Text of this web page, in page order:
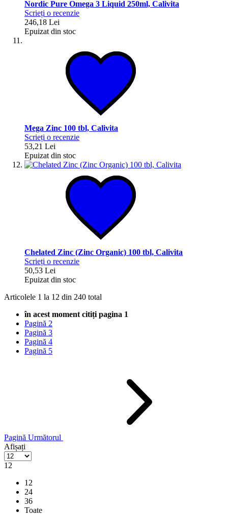
Nordic Pure Omega 3 Liquid 250ml, Calivita
Scrieți o recenzie
246,18 Lei
Epuizat din stoc
Mega Zinc 100 tbl, Calivita
Scrieți o recenzie
53,21 Lei
Epuizat din stoc
Chelated Zinc (Zinc Organic) 100 tbl, Calivita
Scrieți o recenzie
50,53 Lei
Epuizat din stoc
Articolele 1 la 12 din 240 total
în acest moment citiți pagina 1
Pagină 2
Pagină 3
Pagină 4
Pagină 5
Pagină Următorul
Afișați
12
12
24
36
Toate